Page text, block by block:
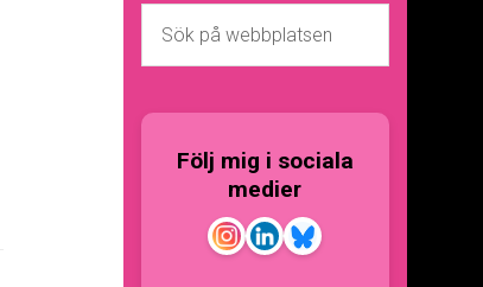
Följ mig i sociala
medier